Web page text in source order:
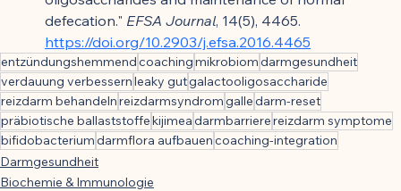
defecation." EFSA Journal, 14(5), 4465.
https://doi.org/10.2903/j.efsa.2016.4465
entzündungshemmendcoachingmikrobiomdarmgesundheit
verdauung verbessernleaky gutgalactooligosaccharide
reizdarm behandelnreizdarmsyndromgalledarm-reset
präbiotische ballaststoffekijimeadarmbarrierereizdarm symptome
bifidobacteriumdarmflora aufbauencoaching-integration
Darmgesundheit
Biochemie & Immunologie